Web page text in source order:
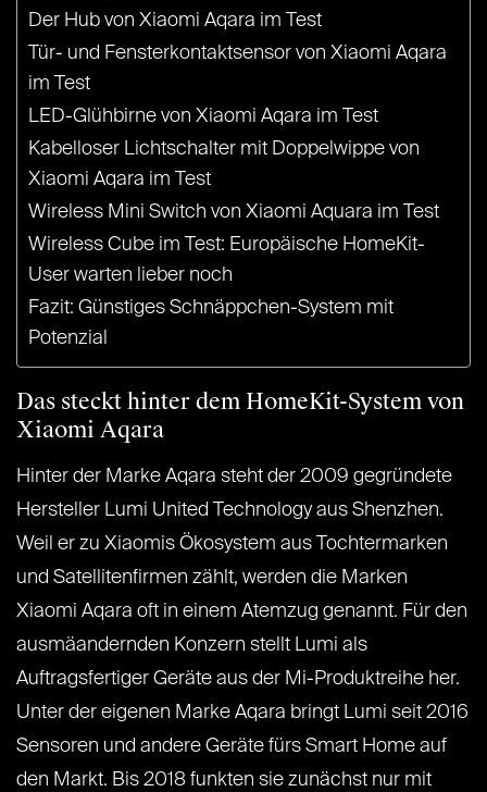
Der Hub von Xiaomi Aqara im Test
Tür- und Fensterkontaktsensor von Xiaomi Aqara
im Test
LED-Glühbirne von Xiaomi Aqara im Test
Kabelloser Lichtschalter mit Doppelwippe von
Xiaomi Aqara im Test
Wireless Mini Switch von Xiaomi Aquara im Test
Wireless Cube im Test: Europäische HomeKit-
User warten lieber noch
Fazit: Günstiges Schnäppchen-System mit
Potenzial
Das steckt hinter dem HomeKit-System von
Xiaomi Aqara
Hinter der Marke Aqara steht der 2009 gegründete
Hersteller Lumi United Technology aus Shenzhen.
Weil er zu Xiaomis Ökosystem aus Tochtermarken
und Satellitenfirmen zählt, werden die Marken
Xiaomi Aqara oft in einem Atemzug genannt. Für den
ausmäandernden Konzern stellt Lumi als
Auftragsfertiger Geräte aus der Mi-Produktreihe her.
Unter der eigenen Marke Aqara bringt Lumi seit 2016
Sensoren und andere Geräte fürs Smart Home auf
den Markt. Bis 2018 funkten sie zunächst nur mit